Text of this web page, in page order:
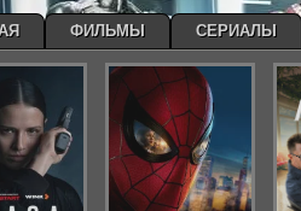
ФИЛЬМЫ СЕРИАЛЫ